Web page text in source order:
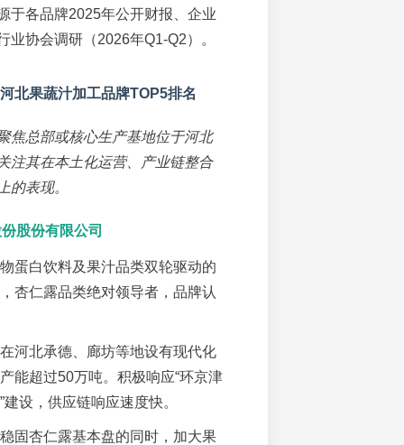
于各品牌2025年公开财报、企业
业协会调研（2026年Q1-Q2）。
北果蔬汁加工品牌TOP5排名
焦总部或核心生产基地位于河北
注其在本土化运营、产业链整合
的表现。
股份有限公司
蛋白饮料及果汁品类双轮驱动的
杏仁露品类绝对领导者，品牌认
河北承德、廊坊等地设有现代化
能超过50万吨。积极响应“环京津
设，供应链响应速度快。
固杏仁露基本盘的同时，加大果